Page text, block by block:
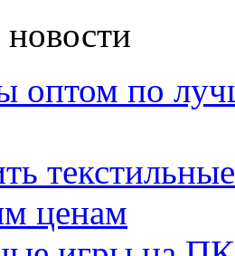
оптом по
ценам